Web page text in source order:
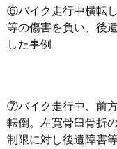
⑥バイク走行中横転
等の傷害を負い、後
した事例
⑦バイク走行中、前
転倒。左寛骨臼骨折
制限に対し後遺障害